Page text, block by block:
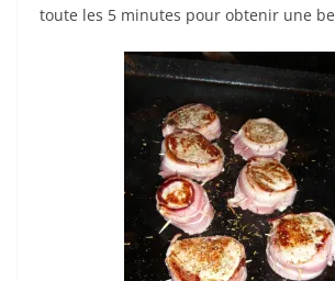
toute les 5 minutes pour obtenir une